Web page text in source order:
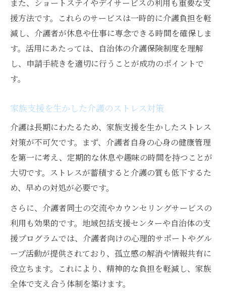
また、ショートステイやデイサービスの利用も重要な支
援方法です。これらのサービスは一時的に介護負担を軽
減し、介護者が休息や仕事に専念できる時間を確保しま
す。活用にあたっては、自治体の介護保険制度を理解
し、申請手続きを適切に行うことが成功のポイントで
す。
家族支援を生かした介護のストレス対策
介護は長期にわたるため、家族支援を生かしたストレス
対策が不可欠です。まず、介護者自身の心身の健康管理
を第一に考え、定期的な休息や趣味の時間を持つことが
大切です。ストレスが蓄積すると介護の質も低下するた
め、早めの対処が必要です。
さらに、介護者同士の交流やカウンセリングサービスの
利用も効果的です。地域包括支援センターや自治体の支
援プログラムでは、介護者向けの心理的サポートやグル
ープ活動が提供されており、孤立感の解消や情報共有に
役立ちます。これにより、精神的な負担を軽減し、家族
全体で支え合う体制を築けます。